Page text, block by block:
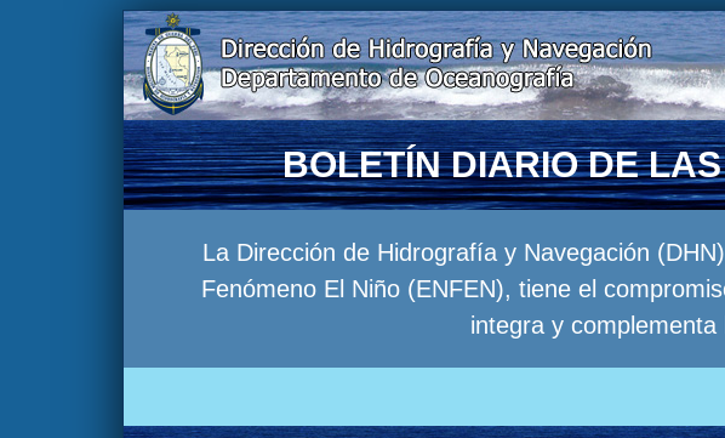
BOLETÍN DIARIO DE
La Dirección de Hidrografía y Navegación
Fenómeno El Niño (ENFEN), tiene el
integra y